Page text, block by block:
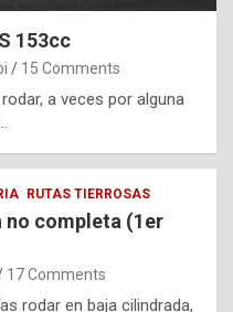
153cc
15 Comments
a veces por alguna
RUTAS TIERROSAS
no completa (1er
17 Comments
rodar en baja cilindrada,